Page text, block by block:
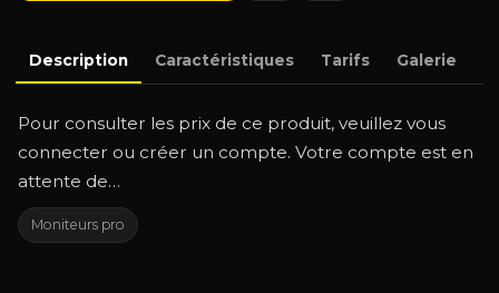
Description Caractéristiques Tarifs Galerie
Pour consulter les prix de ce produit, veuillez vous
connecter ou créer un compte. Votre compte est en
attente de…
Moniteurs pro